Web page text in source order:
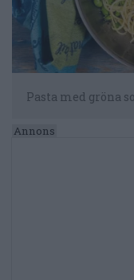
Pasta med gröna